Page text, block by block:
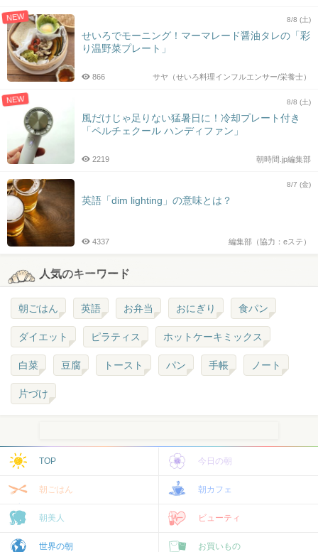
NEW 8/8 (土)
せいろでモーニング！マーマレード醤油タレの「彩
り温野菜プレート」
サヤ（せいろ料理インフルエンサー/栄養士）
866
NEW 8/8 (土)
風だけじゃ足りない猛暑日に！冷却プレート付き
「ペルチェクール ハンディファン」
朝時間.jp編集部
2219
8/7 (金)
英語「dim lighting」の意味とは？
編集部（協力：eステ）
4337
人気のキーワード
朝ごはん 英語 お弁当 おにぎり 食パン
ダイエット ピラティス ホットケーキミックス
白菜 豆腐 トースト パン 手帳 ノート
片づけ
TOP 今日の朝
朝ごはん 朝カフェ
朝美人 ビューティ
世界の朝 お買いもの